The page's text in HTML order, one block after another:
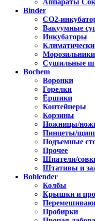
Аппараты
Binder
CO2-
Вакуумные
Инкубаторы
Морозильники
Сушильные
Bochem
Воронки
Горелки
Ёршики
Контейнеры
Корзины
Ножницы/
Пинцеты/
Подъемные
Прочее
Шпатели/
Штативы и
Bohlender
Колбы
Крышки и
Пробирки